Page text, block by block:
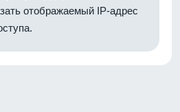
отображаемый IP-адрес